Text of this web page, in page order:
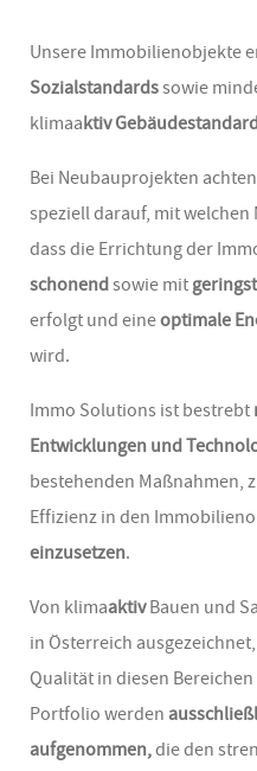
Unsere Immobilienobjekte
Sozialstandardssowie
klimaaktiv
Bei Neubauprojekten
speziell darauf, mit
dass die Errichtung der
schonendsowie mit
erfolgt und eineoptimale
wird.
Immo Solutions ist bestrebt
Entwicklungen und
bestehenden Maßnahmen,
Effizienz in den
einzusetzen.
Von klimaaktivBauen und
in Österreich
Qualität in diesen
Portfolio werden
aufgenommen,die den